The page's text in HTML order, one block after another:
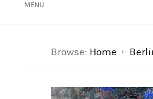
MENU
Browse: Home